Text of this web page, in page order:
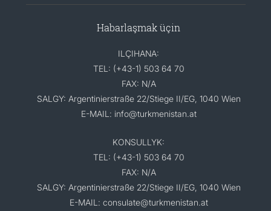
Habarlaşmak üçin
ILÇIHANA:
TEL: (+43-1) 503 64 70
FAX: N/A
SALGY: Argentinierstraße 22/Stiege II/EG, 1040 Wien
E-MAIL: info@turkmenistan.at
KONSULLYK:
TEL: (+43-1) 503 64 70
FAX: N/A
SALGY: Argentinierstraße 22/Stiege II/EG, 1040 Wien
E-MAIL: consulate@turkmenistan.at